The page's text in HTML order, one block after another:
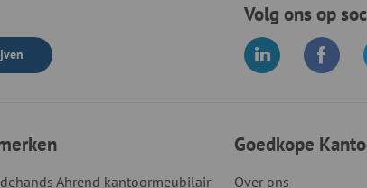
Volg ons op
Ahrend kantoormeubilair
Goedkope
Over ons